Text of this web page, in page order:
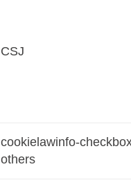
CSJ
cookielawinfo-
others